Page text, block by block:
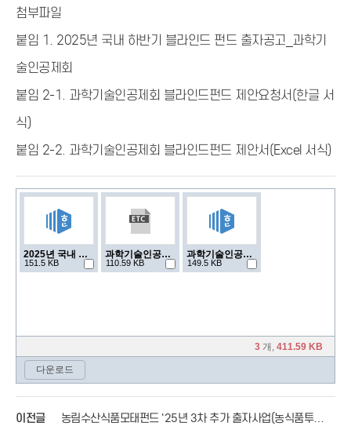
첨부파일
붙임 1. 2025년 국내 하반기 블라인드 펀드 출자공고_과학기
술인공제회
붙임 2-1. 과학기술인공제회 블라인드펀드 제안요청서(한글 서
식)
붙임 2-2. 과학기술인공제회 블라인드펀드 제안서(Excel 서식)
이전글
농림수산식품모태펀드 '25년 3차 추가 출자사업(농식품투자